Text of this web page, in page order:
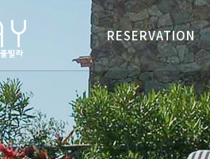
RESERVATION
예약종합안내
실시간예약
RESERVATION
예약종합안내
실시간예약